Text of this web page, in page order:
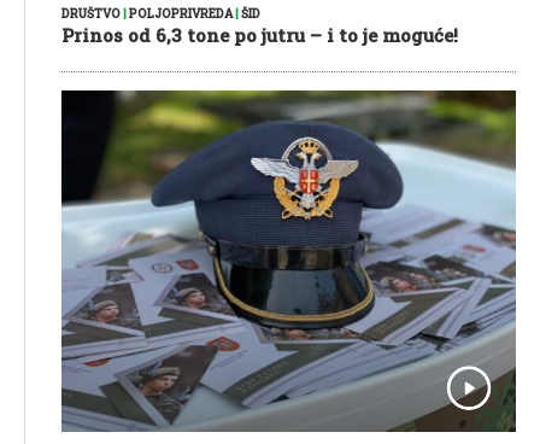
DRUŠTVO|POLJOPRIVREDA|ŠID
Prinos od 6,3 tone po jutru – i to je moguće!